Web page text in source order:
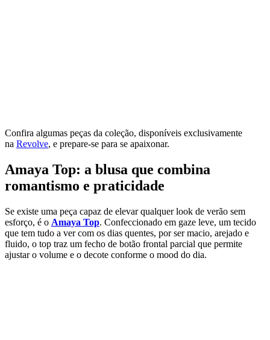
Confira algumas peças da coleção, disponíveis exclusivamente
na Revolve, e prepare-se para se apaixonar.
Amaya Top: a blusa que combina
romantismo e praticidade
Se existe uma peça capaz de elevar qualquer look de verão sem
esforço, é o Amaya Top. Confeccionado em gaze leve, um tecido
que tem tudo a ver com os dias quentes, por ser macio, arejado e
fluido, o top traz um fecho de botão frontal parcial que permite
ajustar o volume e o decote conforme o mood do dia.